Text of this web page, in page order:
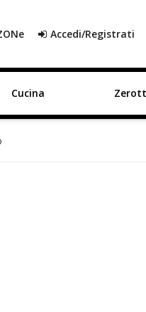
e Accedi/Registrati
Cucina